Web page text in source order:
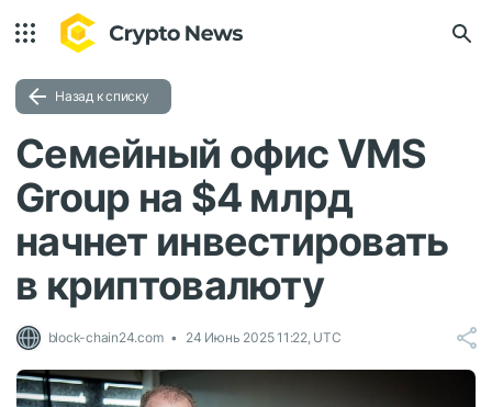
Назад к списку
Семейный офис VMS
Group на $4 млрд
начнет инвестировать
в криптовалюту
block-chain24.com 24 Июнь 2025 11:22, UTC